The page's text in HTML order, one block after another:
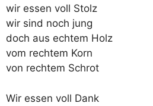
wir essen voll Stolz
wir sind noch jung
doch aus echtem Holz
vom rechtem Korn
von rechtem Schrot
Wir essen voll Dank